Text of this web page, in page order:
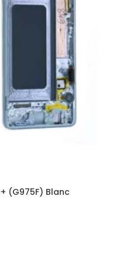
(G975F) Blanc